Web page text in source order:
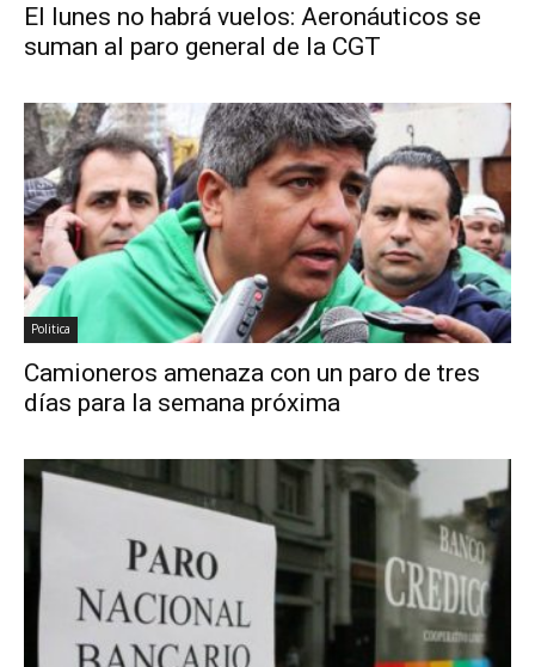
El lunes no habrá vuelos: Aeronáuticos se
suman al paro general de la CGT
Politica
Camioneros amenaza con un paro de tres
días para la semana próxima